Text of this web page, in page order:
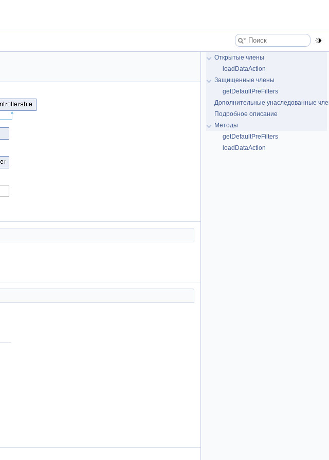
Открытые члены
loadDataAction
Защищенные члены
getDefaultPreFilters
Дополнительные унаследованные
Подробное описание
Методы
getDefaultPreFilters
loadDataAction